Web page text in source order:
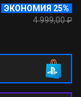
ЭКОНОМИЯ 25%
4 999,00 ₽